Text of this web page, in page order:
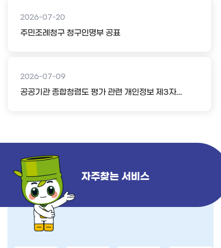
2026-07-20
주민조례청구 청구인명부 공표
2026-07-09
공공기관 종합청렴도 평가 관련 개인정보 제3자...
자주찾는 서비스